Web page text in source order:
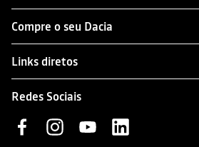
Compre o seu Dacia
Links diretos
Redes Sociais